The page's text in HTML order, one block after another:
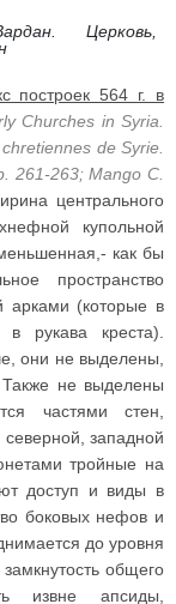
Церковь,
построек 564 г. в
Churches in Syria.
de Syrie.
261-263; Mango C.
центрального
купольной
как бы
пространство
арками (которые в
рукава креста).
они не выделены,
не выделены
частями стен,
западной
тройные на
доступ и виды в
боковых нефов и
до уровня
общего
извне апсиды,